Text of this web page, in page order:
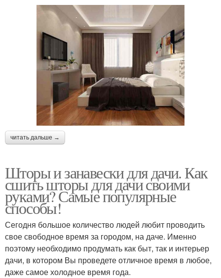
читать дальше →
Шторы и занавески для дачи. Как
сшить шторы для дачи своими
руками? Самые популярные
способы!
Сегодня большое количество людей любит проводить
свое свободное время за городом, на даче. Именно
поэтому необходимо продумать как быт, так и интерьер
дачи, в котором Вы проведете отличное время в любое,
даже самое холодное время года.